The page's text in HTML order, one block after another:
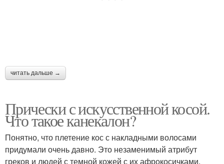
читать дальше →
Прически с искусственной косой.
Что такое канекалон?
Понятно, что плетение кос с накладными волосами
придумали очень давно. Это незаменимый атрибут
греков и людей с темной кожей с их афрокосичками.